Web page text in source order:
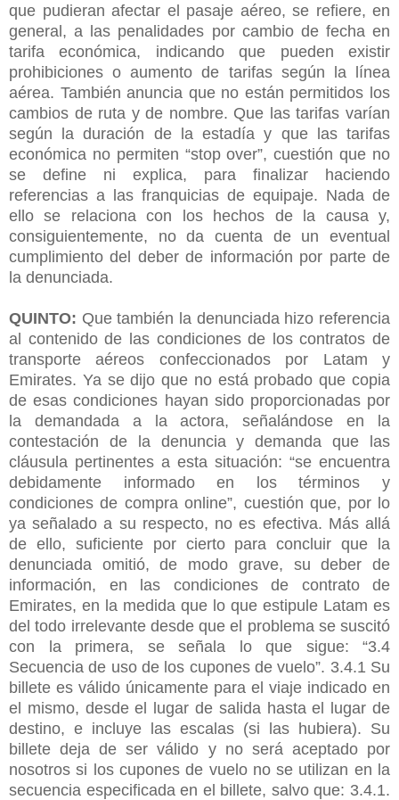
que pudieran afectar el pasaje aéreo, se refiere, en
general, a las penalidades por cambio de fecha en
tarifa económica, indicando que pueden existir
prohibiciones o aumento de tarifas según la línea
aérea. También anuncia que no están permitidos los
cambios de ruta y de nombre. Que las tarifas varían
según la duración de la estadía y que las tarifas
económica no permiten “stop over”, cuestión que no
se define ni explica, para finalizar haciendo
referencias a las franquicias de equipaje. Nada de
ello se relaciona con los hechos de la causa y,
consiguientemente, no da cuenta de un eventual
cumplimiento del deber de información por parte de
la denunciada.
QUINTO: Que también la denunciada hizo referencia
al contenido de las condiciones de los contratos de
transporte aéreos confeccionados por Latam y
Emirates. Ya se dijo que no está probado que copia
de esas condiciones hayan sido proporcionadas por
la demandada a la actora, señalándose en la
contestación de la denuncia y demanda que las
cláusula pertinentes a esta situación: “se encuentra
debidamente informado en los términos y
condiciones de compra online”, cuestión que, por lo
ya señalado a su respecto, no es efectiva. Más allá
de ello, suficiente por cierto para concluir que la
denunciada omitió, de modo grave, su deber de
información, en las condiciones de contrato de
Emirates, en la medida que lo que estipule Latam es
del todo irrelevante desde que el problema se suscitó
con la primera, se señala lo que sigue: “3.4
Secuencia de uso de los cupones de vuelo”. 3.4.1 Su
billete es válido únicamente para el viaje indicado en
el mismo, desde el lugar de salida hasta el lugar de
destino, e incluye las escalas (si las hubiera). Su
billete deja de ser válido y no será aceptado por
nosotros si los cupones de vuelo no se utilizan en la
secuencia especificada en el billete, salvo que: 3.4.1.